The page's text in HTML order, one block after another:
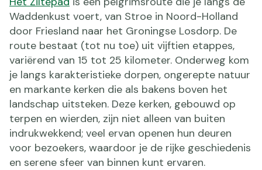
Waddenkust voert, van Stroe in Noord-Holland
door Friesland naar het Groningse Losdorp. De
route bestaat (tot nu toe) uit vijftien etappes,
variërend van 15 tot 25 kilometer. Onderweg kom
je langs karakteristieke dorpen, ongerepte natuur
en markante kerken die als bakens boven het
landschap uitsteken. Deze kerken, gebouwd op
terpen en wierden, zijn niet alleen van buiten
indrukwekkend; veel ervan openen hun deuren
voor bezoekers, waardoor je de rijke geschiedenis
en serene sfeer van binnen kunt ervaren.